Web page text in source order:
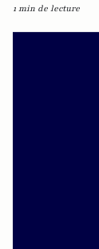
1 min de lecture